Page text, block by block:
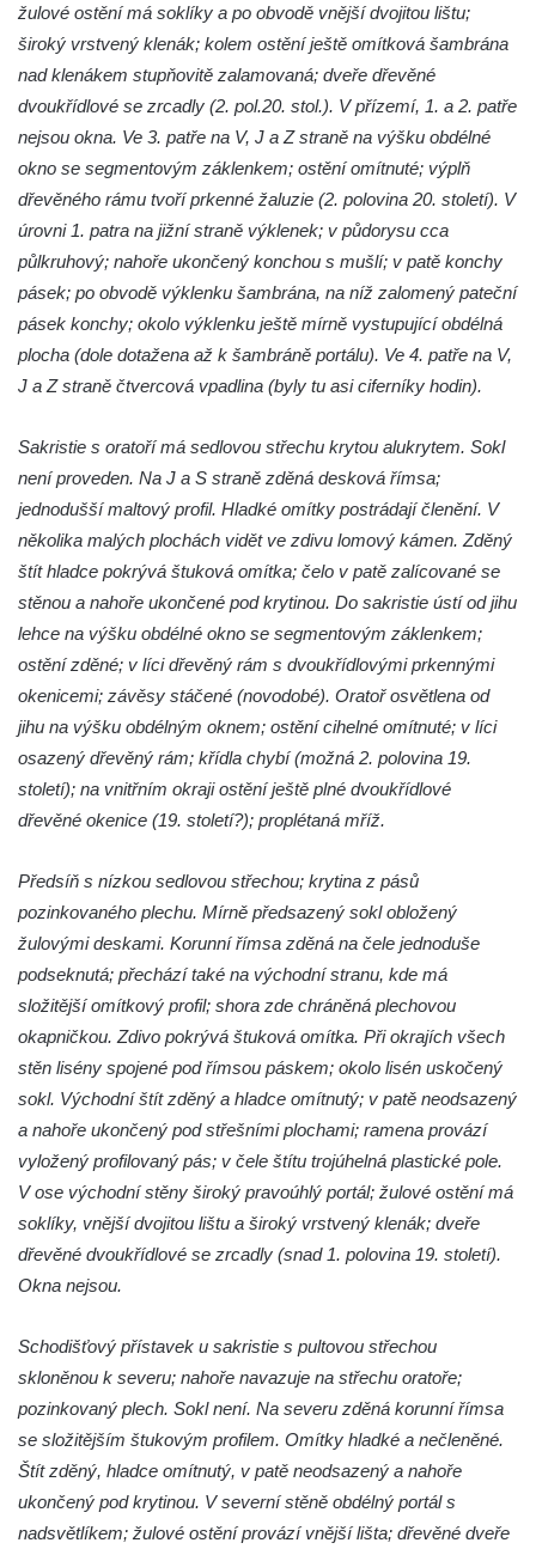
Kostel svatého Václava ve Šluknově
Kostel svatého Mikuláše v Třebušíně
Kaple svatého Josefa u Zákup
Kostel svatých Fabiána a Šebestiána v
Zákupech
Kostel svatého Havla v Kuřívodech
Kaple Krista v žaláři u kostela Nalezení
svatého Kříže ve Frýdlantu
Kostel Nalezení svatého Kříže ve Frýdlantu
Kaple Getsemanské zahrady na křížové
cestě na Křížovém vrchu ve Frýdlantu
Kaple Božího hrobu na Křížové cestě na
Křížovém vrchu ve Frýdlantu
Poustevna na Křížové cestě na Křížovém
vrchu ve Frýdlantu
Kostel svatého Jakuba Většího v Sokolově
Kostel Nanebevzetí Panny Marie ve
Slunečné
Kostel Jména Panny Marie v Sepekově
Kostel svatých Petra a Pavla v Růžové
Kaple Stětí svatého Jana Křtitele v
Kostel svaté Kateřiny Alexandrijské v
Krásně
Kostel Božího Těla v Kraslicích
Kostel svaté Maří Magdalény v Karlových
Varech
Kaple Panny Marie pod hradem Přimda
Kaple Panny Marie v Kunčicích nad Labem
Márnice/hřbitovní kaple na hřbitově v
Rychnově u Jablonce nad Nisou
v Krásné u Pěnčína
Márnice na hřbitově v Krásné u Pěnčína
Výklenková kaple naproti domu čp. 34 v
Krásné u Pěnčína
Kostel Panny Marie Pomocné s Ivanitskou
žulové ostění má soklíky a po obvodě vnější dvojitou lištu;
široký vrstvený klenák; kolem ostění ještě omítková šambrána
nad klenákem stupňovitě zalamovaná; dveře dřevěné
dvoukřídlové se zrcadly (2. pol.20. stol.). V přízemí, 1. a 2. patře
nejsou okna. Ve 3. patře na V, J a Z straně na výšku obdélné
okno se segmentovým záklenkem; ostění omítnuté; výplň
dřevěného rámu tvoří prkenné žaluzie (2. polovina 20. století). V
úrovni 1. patra na jižní straně výklenek; v půdorysu cca
půlkruhový; nahoře ukončený konchou s mušlí; v patě konchy
pásek; po obvodě výklenku šambrána, na níž zalomený pateční
pásek konchy; okolo výklenku ještě mírně vystupující obdélná
plocha (dole dotažena až k šambráně portálu). Ve 4. patře na V,
J a Z straně čtvercová vpadlina (byly tu asi ciferníky hodin).
Sakristie s oratoří má sedlovou střechu krytou alukrytem. Sokl
není proveden. Na J a S straně zděná desková římsa;
jednodušší maltový profil. Hladké omítky postrádají členění. V
několika malých plochách vidět ve zdivu lomový kámen. Zděný
štít hladce pokrývá štuková omítka; čelo v patě zalícované se
stěnou a nahoře ukončené pod krytinou. Do sakristie ústí od jihu
lehce na výšku obdélné okno se segmentovým záklenkem;
ostění zděné; v líci dřevěný rám s dvoukřídlovými prkennými
okenicemi; závěsy stáčené (novodobé). Oratoř osvětlena od
jihu na výšku obdélným oknem; ostění cihelné omítnuté; v líci
osazený dřevěný rám; křídla chybí (možná 2. polovina 19.
století); na vnitřním okraji ostění ještě plné dvoukřídlové
dřevěné okenice (19. století?); proplétaná mříž.
Předsíň s nízkou sedlovou střechou; krytina z pásů
pozinkovaného plechu. Mírně předsazený sokl obložený
žulovými deskami. Korunní římsa zděná na čele jednoduše
podseknutá; přechází také na východní stranu, kde má
složitější omítkový profil; shora zde chráněná plechovou
okapničkou. Zdivo pokrývá štuková omítka. Při okrajích všech
stěn lisény spojené pod římsou páskem; okolo lisén uskočený
sokl. Východní štít zděný a hladce omítnutý; v patě neodsazený
a nahoře ukončený pod střešními plochami; ramena provází
vyložený profilovaný pás; v čele štítu trojúhelná plastické pole.
V ose východní stěny široký pravoúhlý portál; žulové ostění má
soklíky, vnější dvojitou lištu a široký vrstvený klenák; dveře
dřevěné dvoukřídlové se zrcadly (snad 1. polovina 19. století).
Okna nejsou.
Schodišťový přístavek u sakristie s pultovou střechou
skloněnou k severu; nahoře navazuje na střechu oratoře;
pozinkovaný plech. Sokl není. Na severu zděná korunní římsa
se složitějším štukovým profilem. Omítky hladké a nečleněné.
Štít zděný, hladce omítnutý, v patě neodsazený a nahoře
ukončený pod krytinou. V severní stěně obdélný portál s
nadsvětlíkem; žulové ostění provází vnější lišta; dřevěné dveře